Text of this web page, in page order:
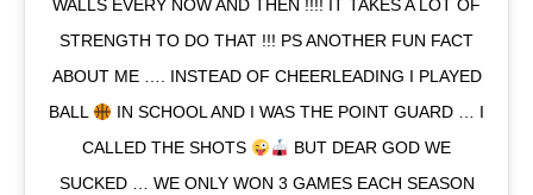
WALLS EVERY NOW AND THEN !!!! IT TAKES A LOT OF
STRENGTH TO DO THAT !!! PS ANOTHER FUN FACT
ABOUT ME …. INSTEAD OF CHEERLEADING I PLAYED
BALL
IN SCHOOL AND I WAS THE POINT GUARD … I
CALLED THE SHOTS
BUT DEAR GOD WE
SUCKED … WE ONLY WON 3 GAMES EACH SEASON